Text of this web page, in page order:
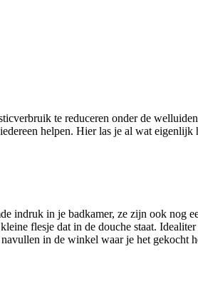
te reduceren onder de
helpen. Hier las je al wat
indruk in je badkamer, ze zijn ook nog
flesje dat in de douche staat.
in de winkel waar je het